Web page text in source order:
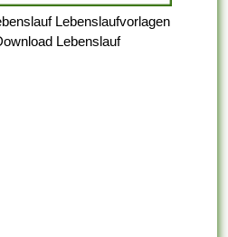
Lebenslaufvorlagen
Lebenslauf